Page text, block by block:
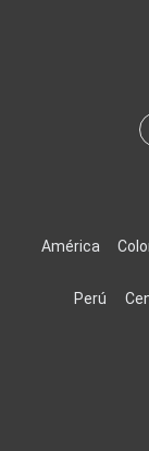
América
Perú